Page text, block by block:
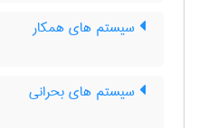
سیستم های همکار
سیستم های بحرانی